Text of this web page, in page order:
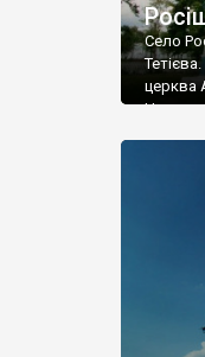
Село
церква
Церква